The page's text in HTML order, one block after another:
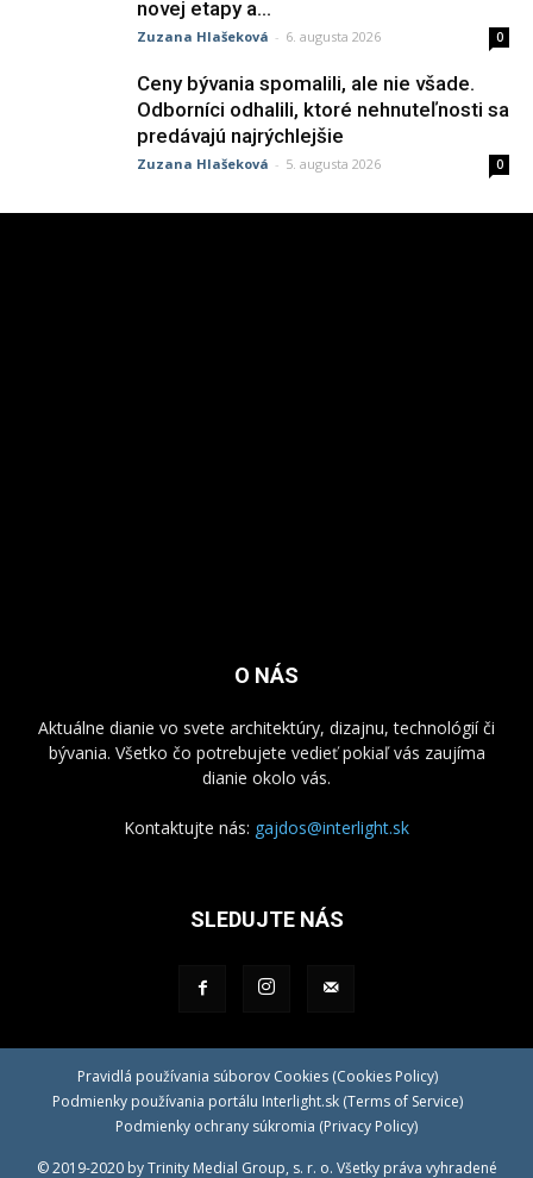
novej etapy a...
Zuzana Hlašeková - 6. augusta 2026 0
Ceny bývania spomalili, ale nie všade.
Odborníci odhalili, ktoré nehnuteľnosti sa
predávajú najrýchlejšie
Zuzana Hlašeková - 5. augusta 2026 0
O NÁS
Aktuálne dianie vo svete architektúry, dizajnu, technológií či
bývania. Všetko čo potrebujete vedieť pokiaľ vás zaujíma
dianie okolo vás.
Kontaktujte nás: gajdos@interlight.sk
SLEDUJTE NÁS
Pravidlá používania súborov Cookies (Cookies Policy)
Podmienky používania portálu Interlight.sk (Terms of Service)
Podmienky ochrany súkromia (Privacy Policy)
© 2019-2020 by Trinity Medial Group, s. r. o. Všetky práva vyhradené